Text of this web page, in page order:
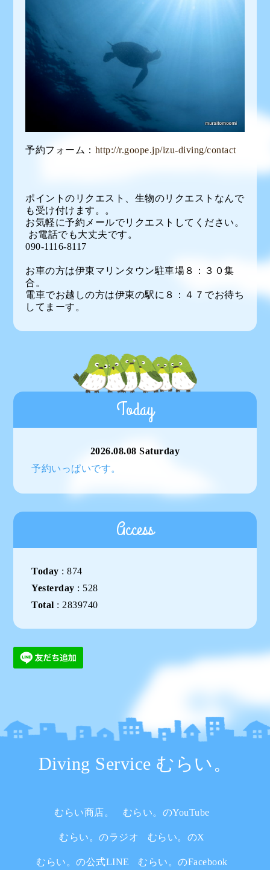
予約フォーム： http://r.goope.jp/izu-diving/contact
ポイントのリクエスト、生物のリクエストなんで
も受け付けます。。
お気軽に予約メールでリクエストしてください。
お電話でも大丈夫です。
090-1116-8117
お車の方は伊東マリンタウン駐車場８：３０集
合。
電車でお越しの方は伊東の駅に８：４７でお待ち
してまーす。
Today
2026.08.08 Saturday
予約いっぱいです。
Access
Today :874
Yesterday : 528
Total : 2839740
Diving Service むらい。
むらい商店。 むらい。のYouTube
むらい。のラジオ むらい。のX
むらい。の公式LINE むらい。のFacebook